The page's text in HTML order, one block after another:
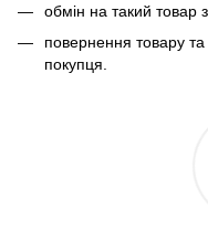
обмін на такий товар
повернення товару
покупця.